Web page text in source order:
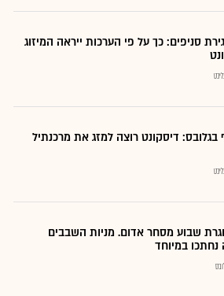
סניפים: כך על פי הערכות ייראה המיזוג
דיסקונט רוצה למזג את מרכנתיל
שבוע מסחר אדום. מניות השבבים
נחתכו במיוחד